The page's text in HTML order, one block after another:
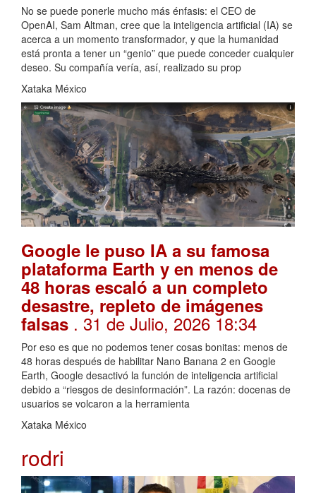
No se puede ponerle mucho más énfasis: el CEO de
OpenAI, Sam Altman, cree que la inteligencia artificial (IA) se
acerca a un momento transformador, y que la humanidad
está pronta a tener un “genio” que puede conceder cualquier
deseo. Su compañía vería, así, realizado su prop
Xataka México
Google le puso IA a su famosa
plataforma Earth y en menos de
48 horas escaló a un completo
desastre, repleto de imágenes
falsas . 31 de Julio, 2026 18:34
Por eso es que no podemos tener cosas bonitas: menos de
48 horas después de habilitar Nano Banana 2 en Google
Earth, Google desactivó la función de inteligencia artificial
debido a “riesgos de desinformación”. La razón: docenas de
usuarios se volcaron a la herramienta
Xataka México
rodri